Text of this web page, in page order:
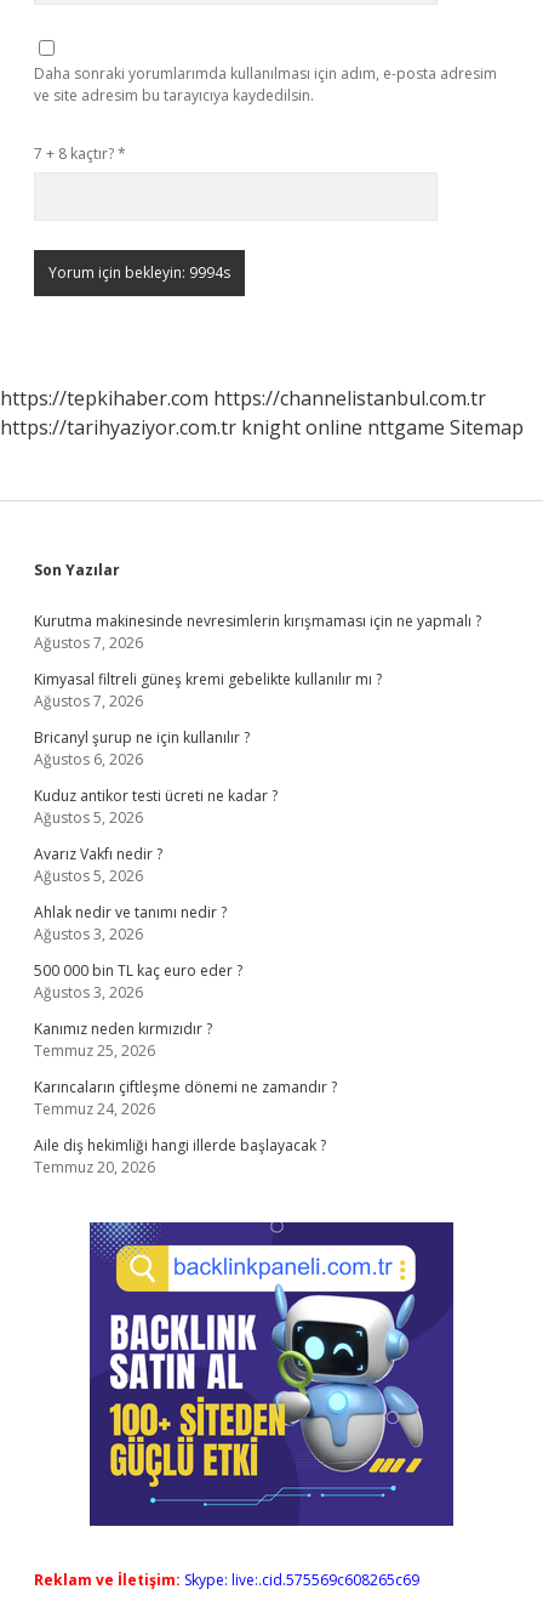
Daha sonraki yorumlarımda kullanılması için adım, e-posta adresim
ve site adresim bu tarayıcıya kaydedilsin.
7 + 8 kaçtır?*
https://tepkihaber.com https://channelistanbul.com.tr
https://tarihyaziyor.com.tr knight online nttgame Sitemap
Sidebar
Son Yazılar
Kurutma makinesinde nevresimlerin kırışmaması için ne yapmalı ?
Ağustos 7, 2026
Kimyasal filtreli güneş kremi gebelikte kullanılır mı ?
Ağustos 7, 2026
Bricanyl şurup ne için kullanılır ?
Ağustos 6, 2026
Kuduz antikor testi ücreti ne kadar ?
Ağustos 5, 2026
Avarız Vakfı nedir ?
Ağustos 5, 2026
Ahlak nedir ve tanımı nedir ?
Ağustos 3, 2026
500 000 bin TL kaç euro eder ?
Ağustos 3, 2026
Kanımız neden kırmızıdır ?
Temmuz 25, 2026
Karıncaların çiftleşme dönemi ne zamandır ?
Temmuz 24, 2026
Aile diş hekimliği hangi illerde başlayacak ?
Temmuz 20, 2026
Reklam ve İletişim: Skype: live:.cid.575569c608265c69